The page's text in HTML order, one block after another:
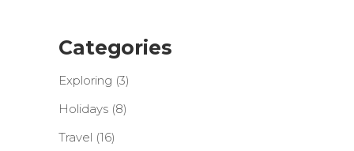
Categories
Exploring (3)
Holidays (8)
Travel (16)